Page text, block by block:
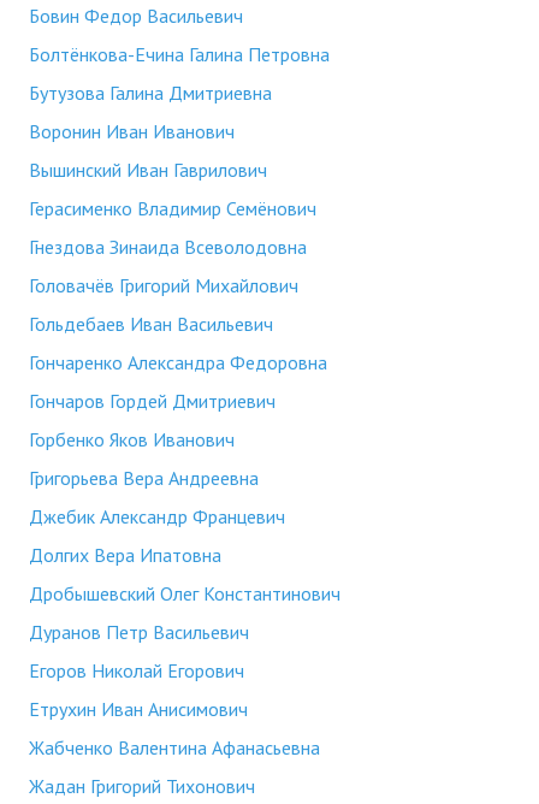
Бовин Федор Васильевич
Болтёнкова-Ечина Галина Петровна
Бутузова Галина Дмитриевна
Воронин Иван Иванович
Вышинский Иван Гаврилович
Герасименко Владимир Семёнович
Гнездова Зинаида Всеволодовна
Головачёв Григорий Михайлович
Гольдебаев Иван Васильевич
Гончаренко Александра Федоровна
Гончаров Гордей Дмитриевич
Горбенко Яков Иванович
Григорьева Вера Андреевна
Джебик Александр Францевич
Долгих Вера Ипатовна
Дробышевский Олег Константинович
Дуранов Петр Васильевич
Егоров Николай Егорович
Етрухин Иван Анисимович
Жабченко Валентина Афанасьевна
Жадан Григорий Тихонович